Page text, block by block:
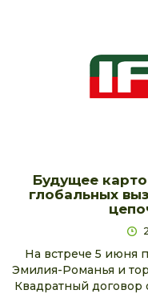
Будущее
глобальных
На встрече 5 июня
Эмилия-Романья и
Квадратный